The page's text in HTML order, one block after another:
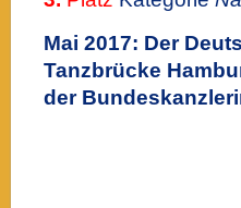
Mai 2017: Der
Tanzbrücke
der